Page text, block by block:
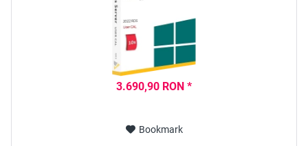
3.690,90 RON *
Bookmark